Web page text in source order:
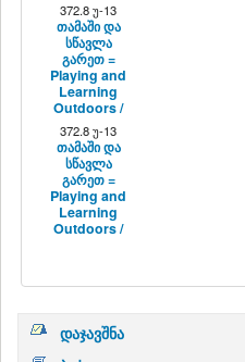
372.8 უ-13
თამაში და
სწავლა
გარეთ =
Playing and
Learning
Outdoors /
372.8 უ-13
თამაში და
სწავლა
გარეთ =
Playing and
Learning
Outdoors /
დაჯავშნა